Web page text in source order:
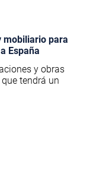
mobiliario para
España
y obras
tendrá un